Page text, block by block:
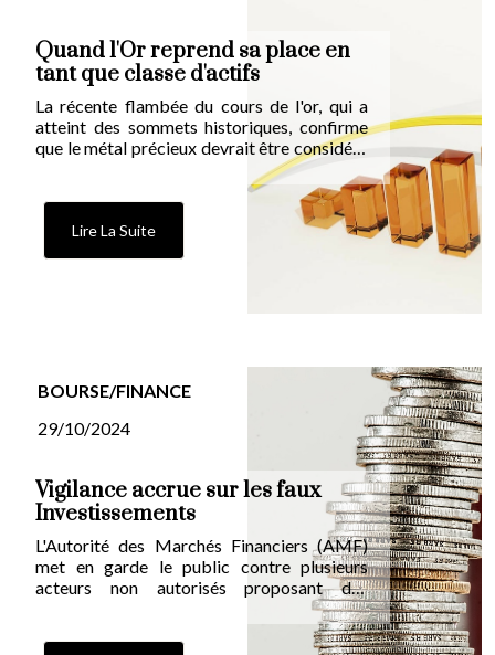
Quand l'Or reprend sa place en
tant que classe d'actifs
La récente flambée du cours de l'or, qui a
atteint des sommets historiques, confirme
que le métal précieux devrait être considéré
comme une véritable classe d'actifs et non
comme une opportunité passagère.
Lire La Suite
BOURSE/FINANCE
29/10/2024
Vigilance accrue sur les faux
Investissements
L'Autorité des Marchés Financiers (AMF)
met en garde le public contre plusieurs
acteurs non autorisés proposant des
investissements dans des biens divers tels
que les diamants, les cryptomonnaies, le vin
et les cheptels bovins.